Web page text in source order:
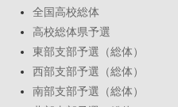
全国高校総体
高校総体県予選
東部支部予選（総体）
西部支部予選（総体）
南部支部予選（総体）